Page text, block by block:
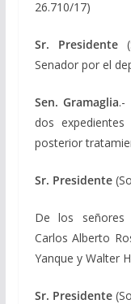
26.710/17)
Sr. Presidente
Senador por el
Sen. Gramaglia.-
dos
posterior
Sr. Presidente
De los señores
Carlos Alberto
Yanque y Walter
Sr. Presidente